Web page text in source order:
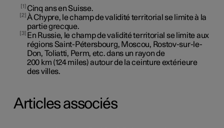
1 Cinq ans en Suisse.
2 À Chypre, le champ de validité territorial se limite à la
partie grecque.
3
En Russie, le champ de validité territorial se limite aux
régions Saint-Pétersbourg, Moscou, Rostov-sur-le-
Don, Toliatti, Perm, etc. dans un rayon de
200 km (124 miles)autour de la ceinture extérieure
des villes.
Articles associés